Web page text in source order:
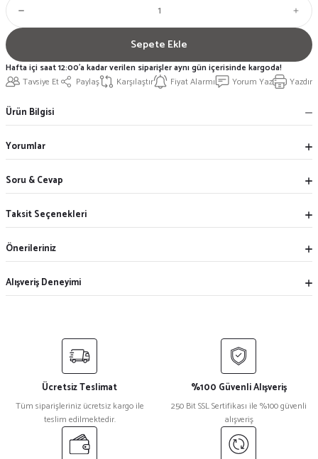
Sepete Ekle
Tavsiye Et Paylaş Karşılaştır Fiyat Alarmı Yorum Yaz Yazdır
Hafta içi saat 12:00'a kadar verilen siparişler aynı gün içerisinde kargoda!
Ürün Bilgisi
Yorumlar
Soru & Cevap
Taksit Seçenekleri
Önerileriniz
Alışveriş Deneyimi
Ücretsiz Teslimat
Tüm siparişleriniz ücretsiz kargo ile
teslim edilmektedir.
%100 Güvenli Alışveriş
250 Bit SSL Sertifikası ile %100 güvenli
alışveriş